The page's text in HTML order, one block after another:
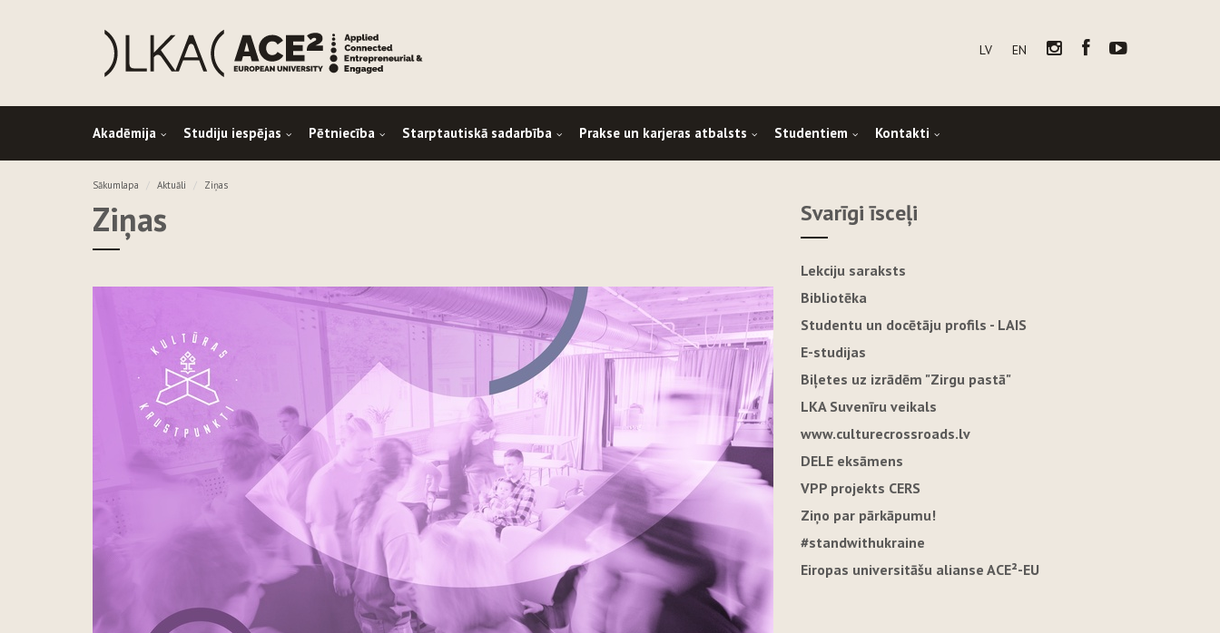
LV EN
Akadēmija Studiju iespējas Pētniecība Starptautiskā sadarbība Prakse un karjeras atbalsts Studentiem Kontakti
Sākumlapa Aktuāli Ziņas
Ziņas Svarīgi īsceļi
Lekciju saraksts
Bibliotēka
Studentu un docētāju profils - LAIS
E-studijas
Biļetes uz izrādēm "Zirgu pastā"
LKA Suvenīru veikals
www.culturecrossroads.lv
DELE eksāmens
VPP projekts CERS
Ziņo par pārkāpumu!
#standwithukraine
Eiropas universitāšu alianse ACE²-EU